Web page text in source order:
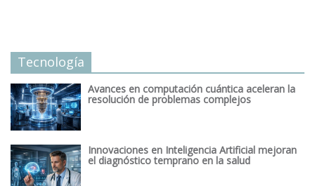
Tecnología
Avances en computación cuántica aceleran la
resolución de problemas complejos
Innovaciones en Inteligencia Artificial mejoran
el diagnóstico temprano en la salud